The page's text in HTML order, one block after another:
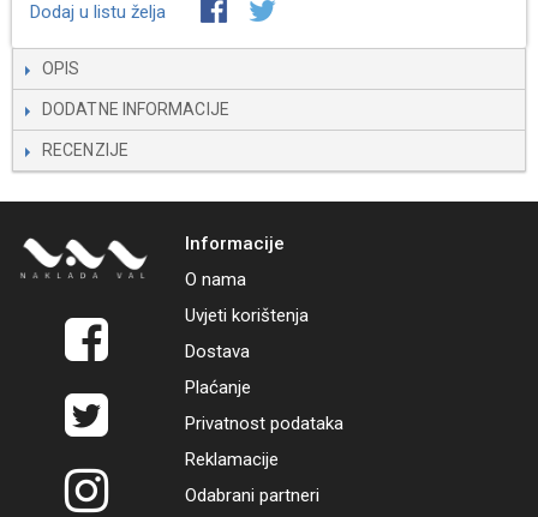
Dodaj u listu želja
OPIS
DODATNE INFORMACIJE
RECENZIJE
Informacije
O nama
Uvjeti korištenja
Dostava
Plaćanje
Privatnost podataka
Reklamacije
Odabrani partneri